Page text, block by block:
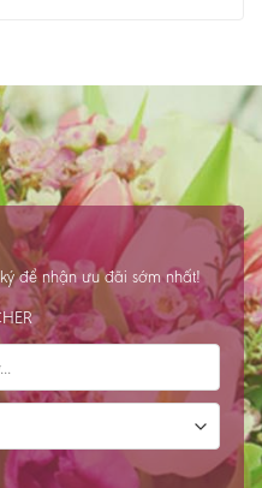
để nhận ưu đãi sớm nhất!